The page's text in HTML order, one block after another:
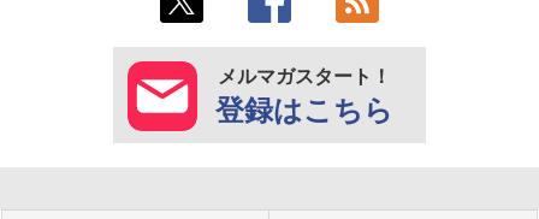
メルマガスタート！
登録はこちら